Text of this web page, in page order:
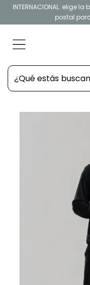
INTERNACIONAL: elige
postal